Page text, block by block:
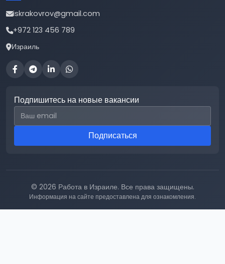
iskrakovrov@gmail.com
+972 123 456 789
Израиль
Подпишитесь на новые вакансии
Email для подписки
Подписаться
© 2026 Работа в Израиле. Все права защищены.
Информация на сайте предоставлена для ознакомления.